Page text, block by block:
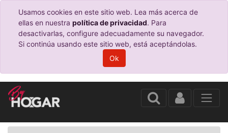
Usamos cookies en este sitio web. Lea más acerca de
ellas en nuestra política de privacidad. Para
desactivarlas, configure adecuadamente su navegador.
Si continúa usando este sitio web, está aceptándolas.
Ok